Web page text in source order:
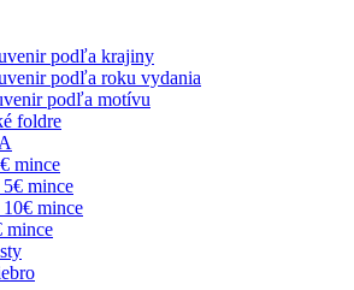
podľa krajiny
podľa roku vydania
podľa motívu
foldre
mince
mince
mince
mince